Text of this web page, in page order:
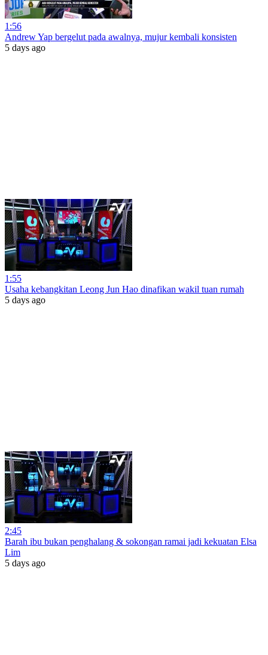
1:56
Andrew Yap bergelut pada awalnya, mujur kembali konsisten
5 days ago
1:55
Usaha kebangkitan Leong Jun Hao dinafikan wakil tuan rumah
5 days ago
2:45
Barah ibu bukan penghalang & sokongan ramai jadi kekuatan Elsa
Lim
5 days ago